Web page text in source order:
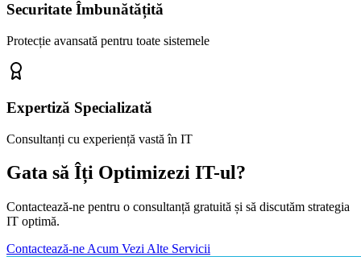
Securitate Îmbunătățită
Protecție avansată pentru toate sistemele
Expertiză Specializată
Consultanți cu experiență vastă în IT
Gata să Îți Optimizezi IT-ul?
Contactează-ne pentru o consultanță gratuită și să discutăm strategia
IT optimă.
Contactează-ne Acum Vezi Alte Servicii